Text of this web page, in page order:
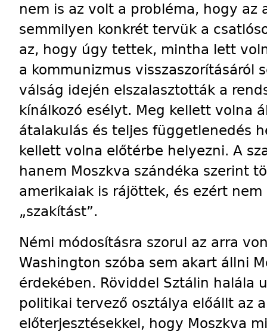
nem is az volt a probléma, hogy az
semmilyen konkrét tervük a
az, hogy úgy tettek, mintha lett
a kommunizmus visszaszorításáról
válság idején elszalasztották a
kínálkozó esélyt. Meg kellett volna
átalakulás és teljes függetlenedés
kellett volna előtérbe helyezni. A
hanem Moszkva szándéka szerint
amerikaiak is rájöttek, és ezért
„szakítást”.
Némi módosításra szorul az arra
Washington szóba sem akart állni
érdekében. Röviddel Sztálin halála
politikai tervező osztálya előállt az
előterjesztésekkel, hogy Moszkva